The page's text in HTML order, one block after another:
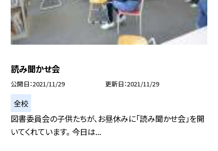
読み聞かせ会
公開日 2021/11/29 更新日 2021/11/29
全校
図書委員会の子供たちが、お昼休みに「読み聞かせ会」を開
いてくれています。 今日は...